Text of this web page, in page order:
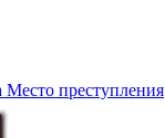
Место преступления